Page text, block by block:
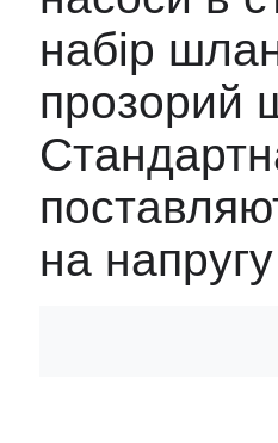
набір
прозорий
на